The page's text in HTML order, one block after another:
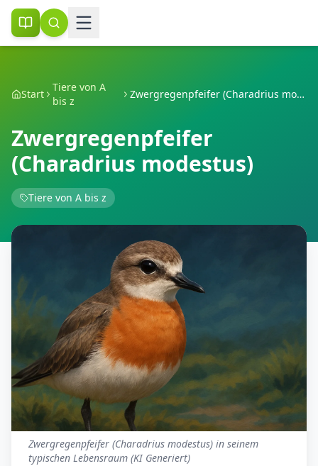
Start
Tiere von A
bis z
Zwergregenpfeifer (Charadrius modestus)
Zwergregenpfeifer
(Charadrius modestus)
Tiere von A bis z
Zwergregenpfeifer (Charadrius modestus) in seinem
typischen Lebensraum (KI Generiert)